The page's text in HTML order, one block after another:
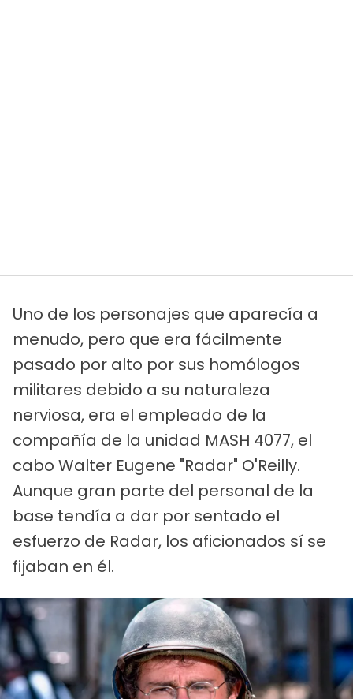
Uno de los personajes que aparecía a
menudo, pero que era fácilmente
pasado por alto por sus homólogos
militares debido a su naturaleza
nerviosa, era el empleado de la
compañía de la unidad MASH 4077, el
cabo Walter Eugene "Radar" O'Reilly.
Aunque gran parte del personal de la
base tendía a dar por sentado el
esfuerzo de Radar, los aficionados sí se
fijaban en él.